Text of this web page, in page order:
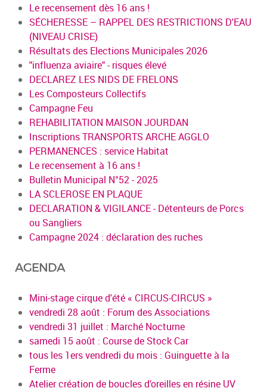
Le recensement dès 16 ans !
SÉCHERESSE – RAPPEL DES RESTRICTIONS D'EAU
(NIVEAU CRISE)
Résultats des Elections Municipales 2026
"influenza aviaire" - risques élevé
DECLAREZ LES NIDS DE FRELONS
Les Composteurs Collectifs
Campagne Feu
REHABILITATION MAISON JOURDAN
Inscriptions TRANSPORTS ARCHE AGGLO
PERMANENCES : service Habitat
Le recensement à 16 ans !
Bulletin Municipal N°52 - 2025
LA SCLEROSE EN PLAQUE
DECLARATION & VIGILANCE - Détenteurs de Porcs
ou Sangliers
Campagne 2024 : déclaration des ruches
AGENDA
Mini-stage cirque d'été « CIRCUS-CIRCUS »
vendredi 28 août : Forum des Associations
vendredi 31 juillet : Marché Nocturne
samedi 15 août : Course de Stock Car
tous les 1ers vendredi du mois : Guinguette à la
Ferme
Atelier création de boucles d’oreilles en résine UV